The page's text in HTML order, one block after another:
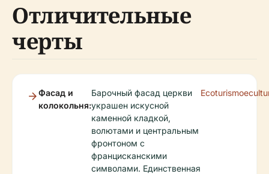
Отличительные
черты
Фасад и
колокольня:
Барочный фасад церкви
украшен искусной
каменной кладкой,
волютами и центральным
фронтоном с
францисканскими
символами. Единственная